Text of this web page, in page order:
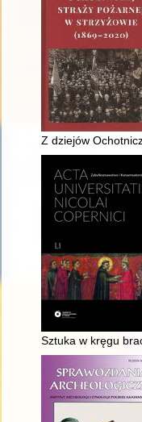
Z dziejów
Sztuka w kręgu